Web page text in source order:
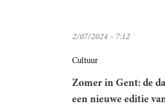
2/07/2024 – 7:12
Cultuur
Zomer in Gent: de
een nieuwe editie